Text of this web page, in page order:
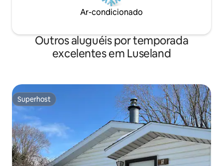
Ar-condicionado
Outros aluguéis por temporada
excelentes em Luseland
Superhost
Superhost